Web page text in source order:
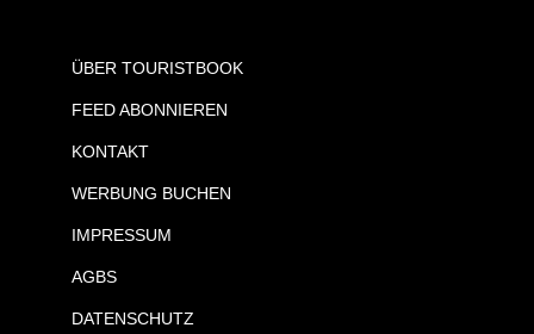
ÜBER TOURISTBOOK
FEED ABONNIEREN
KONTAKT
WERBUNG BUCHEN
IMPRESSUM
AGBS
DATENSCHUTZ